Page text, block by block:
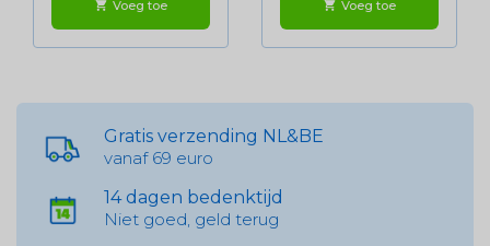
shopping_cart Voeg toe shopping_cart Voeg toe
Gratis verzending NL&BE
vanaf 69 euro
14 dagen bedenktijd
Niet goed, geld terug